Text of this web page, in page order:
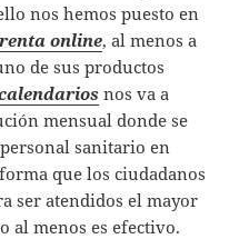
nos hemos puesto en
online, al menos a
de sus productos
nos va a
mensual donde se
sanitario en
que los ciudadanos
ser atendidos el mayor
al menos es efectivo.